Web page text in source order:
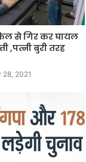
से गिर कर घायल
,पत्नी बुरी तरह
28, 2021